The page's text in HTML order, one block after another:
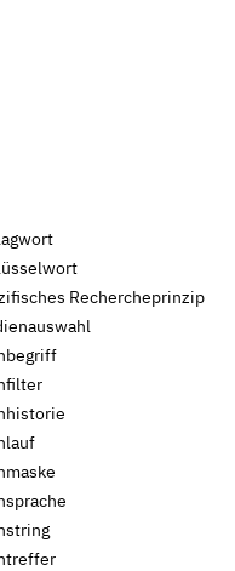
Rechercheprinzip